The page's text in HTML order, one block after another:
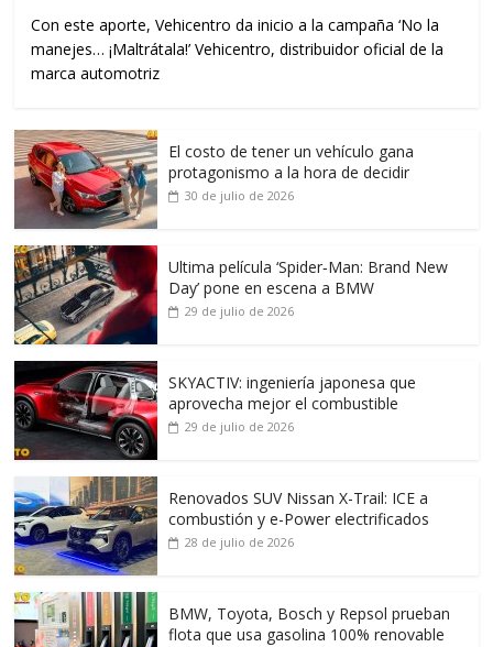
Con este aporte, Vehicentro da inicio a la campaña ‘No la
manejes… ¡Maltrátala!’ Vehicentro, distribuidor oficial de la
marca automotriz
El costo de tener un vehículo gana
protagonismo a la hora de decidir
30 de julio de 2026
Ultima película ‘Spider‑Man: Brand New
Day’ pone en escena a BMW
29 de julio de 2026
SKYACTIV: ingeniería japonesa que
aprovecha mejor el combustible
29 de julio de 2026
Renovados SUV Nissan X-Trail: ICE a
combustión y e-Power electrificados
28 de julio de 2026
BMW, Toyota, Bosch y Repsol prueban
flota que usa gasolina 100% renovable